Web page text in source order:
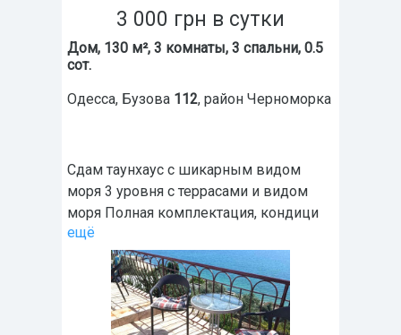
3 000 грн в сутки
Дом, 130 м², 3 комнаты, 3 спальни, 0.5
сот.
Одесса, Бузова 112, район Черноморка
Сдам таунхаус с шикарным видом
моря 3 уровня с террасами и видом
моря Полная комплектация, кондици
ещё